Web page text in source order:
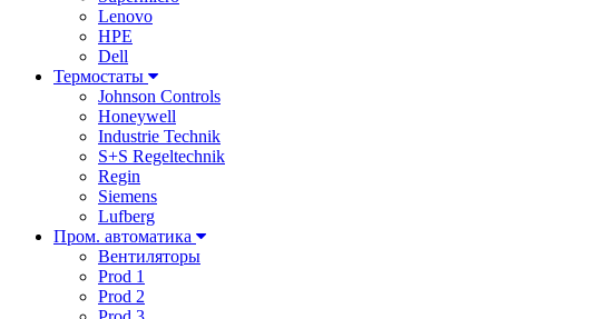
Lenovo
HPE
Dell
Термостаты
Johnson Controls
Honeywell
Industrie Technik
S+S Regeltechnik
Regin
Siemens
Lufberg
Пром. автоматика
Вентиляторы
Prod 1
Prod 2